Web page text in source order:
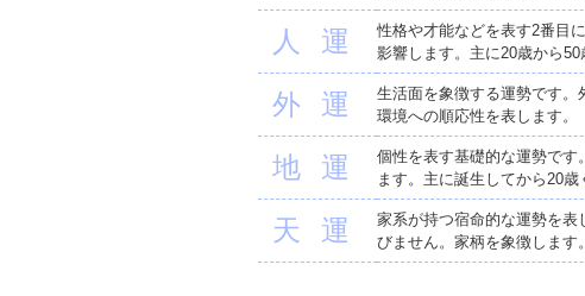
人運
性格や才能などを表す2番目
影響します。主に20歳から50
外運
生活面を象徴する運勢です。
環境への順応性を表します。
地運
個性を表す基礎的な運勢で
ます。主に誕生してから20歳
天運
家系が持つ宿命的な運勢を表
びません。家柄を象徴します。